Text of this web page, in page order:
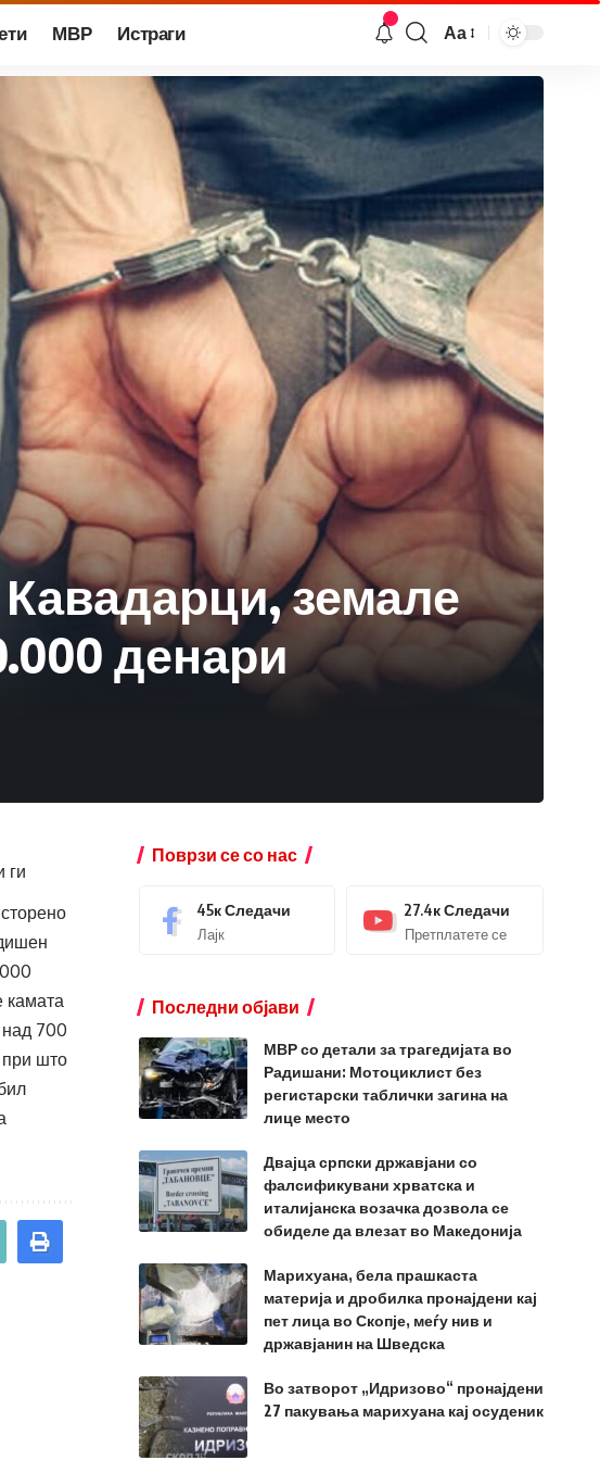
МВР Истраги Аа
земале
денари
ги
камата
700
што
Поврзи се со нас
45кСледачи
Лајк
27.4кСледачи
Претплатете се
Последни објави
МВР со детали за трагедијата во
Радишани: Мотоциклист без
регистарски таблички загина на
лице место
Двајца српски државјани со
фалсификувани хрватска и
италијанска возачка дозвола се
обиделе да влезат во Македонија
Марихуана, бела прашкаста
материја и дробилка пронајдени кај
пет лица во Скопје, меѓу нив и
државјанин на Шведска
Во затворот „Идризово“ пронајдени
27 пакувања марихуана кај осуденик